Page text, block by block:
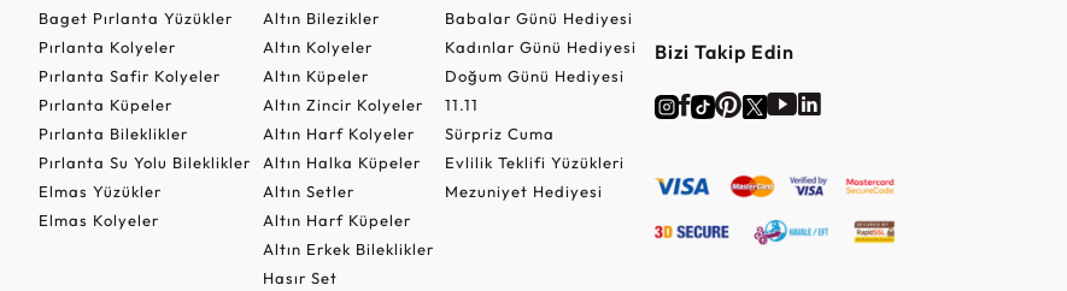
Baget Pırlanta Yüzükler
Pırlanta Kolyeler
Pırlanta Safir Kolyeler
Pırlanta Küpeler
Pırlanta Bileklikler
Pırlanta Su Yolu Bileklikler
Elmas Yüzükler
Elmas Kolyeler
Altın Bilezikler
Altın Kolyeler
Altın Küpeler
Altın Zincir Kolyeler
Altın Harf Kolyeler
Altın Halka Küpeler
Altın Setler
Altın Harf Küpeler
Altın Erkek Bileklikler
Hasır Set
Babalar Günü Hediyesi
Kadınlar Günü Hediyesi
Doğum Günü Hediyesi
11.11
Sürpriz Cuma
Evlilik Teklifi Yüzükleri
Mezuniyet Hediyesi
Bizi Takip Edin